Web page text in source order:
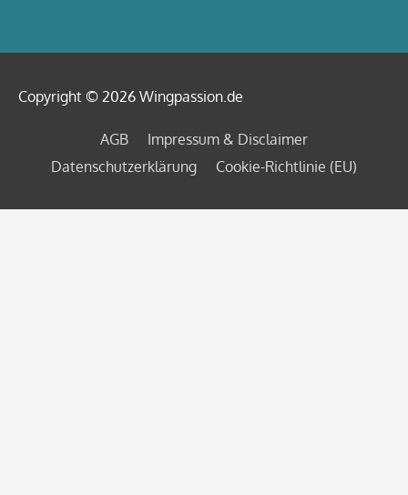
Copyright © 2026Wingpassion.de
AGB
Impressum & Disclaimer
Datenschutzerklärung
Cookie-Richtlinie (EU)